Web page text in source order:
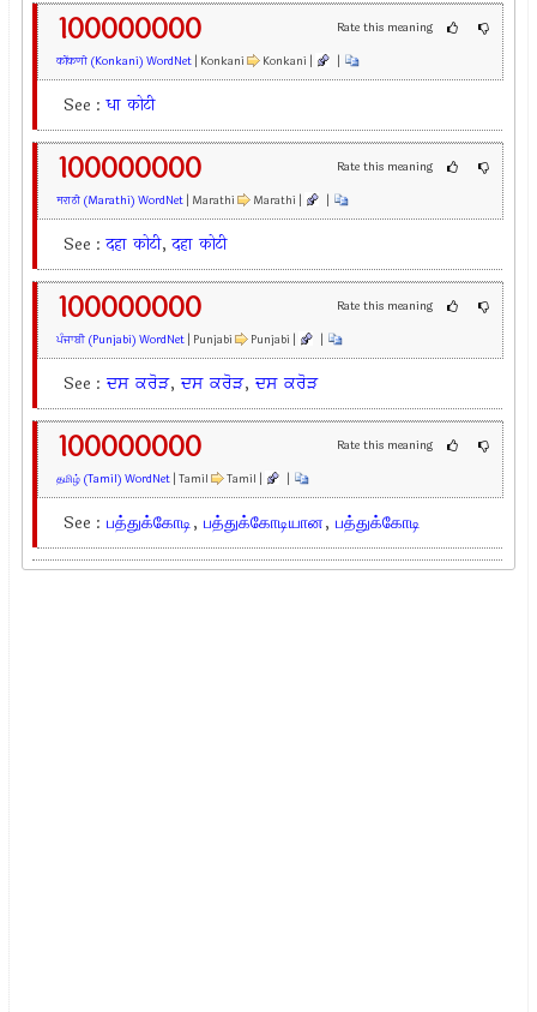
Rate this meaning
100000000
कोंकणी (Konkani) WordNet | Konkani Konkani | |
See :धा कोटी
Rate this meaning
100000000
मराठी (Marathi) WordNet | Marathi Marathi | |
See :दहा कोटी,दहा कोटी
Rate this meaning
100000000
ਪੰਜਾਬੀ (Punjabi) WordNet | Punjabi Punjabi | |
See :ਦਸ ਕਰੋੜ,ਦਸ ਕਰੋੜ,ਦਸ ਕਰੋੜ
Rate this meaning
100000000
தமிழ் (Tamil) WordNet | Tamil Tamil | |
See : பத்துக்கோடி, பத்துக்கோடியான, பத்துக்கோடி